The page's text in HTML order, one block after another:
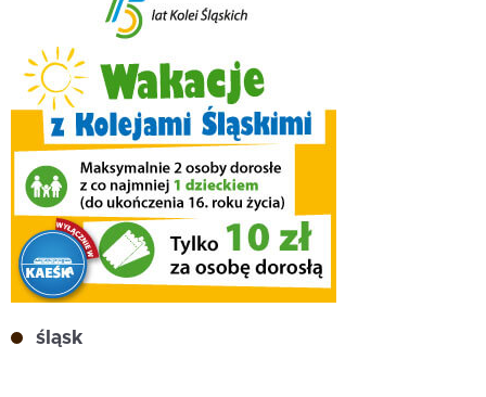
śląsk